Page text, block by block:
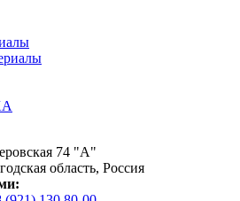
74 "А"
область, Россия